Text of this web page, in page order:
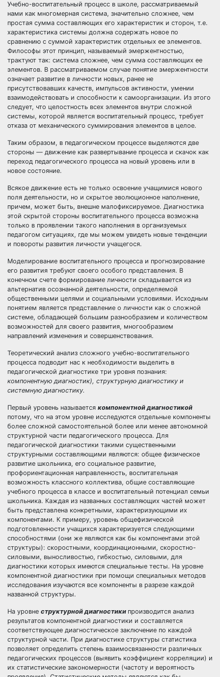
Учебно-воспитательный процесс в школе, рассматриваемый
нами как многомерная система, значительно сложнее, чем
простая сумма составляющих его характеристик и сторон, т.е.
характеристика системы должна содержать новое по
сравнению с суммой характеристик отдельных ее элементов.
Философы этот принцип, называемый эмержентностью,
трактуют так: система сложнее, чем сумма составляющих ее
элементов. В рассматриваемом случае понятие эмержентности
означает развитие в личности новых, ранее не
присутствовавших качеств, импульсов активности, умении
взаимодействовать и способности к самоорганизации. Из этого
следует, что целостность всех элементов внутри сложной
системы, которой является воспитательный процесс, требует
отказа от механического суммирования элементов в целое.
Таким образом, в педагогическом процессе выделяются две
стороны — движение как развертывание процесса и скачок как
переход педагогического процесса на новый уровень или в
новое состояние.
Всякое движение есть не только освоение учащимися нового
поля деятельности, но и скрытое эволюционное наполнение,
причем, может быть, внешне малофиксируемое. Диагностика
этой скрытой стороны воспитательного процесса возможна
только в проявлении такого наполнения в организуемых
педагогом ситуациях, где мы можем увидеть новые тенденции
и повороты развития личности учащегося.
Моделирование воспитательного процесса и прогнозирование
его развития требуют своего особого представления. В
конечном счете формирование личности складывается из
альтернатив осознанной деятельности, определяемой
общественными целями и социальными условиями. Исходным
понятием является представление о личности как о сложной
системе, обладающей большим разнообразием и количеством
возможностей для своего развития, многообразием
направлений изменения и совершенствования.
Теоретический анализ сложного учебно-воспитательного
процесса подводит нас к необходимости выделить в
педагогической диагностике три уровня познания:
компонентную диагностик), структурную диагностику и
системную диагностику.
Первый уровень называется компонентной диагностикой
потому, что на этом уровне исследуются отдельные компоненты
более сложной самостоятельной более или менее автономной
структурной части педагогического процесса. Для
педагогической диагностики такими существенными
структурными составляющими являются: общее физическое
развитие школьника, его социальное развитие,
профориентационная направленность, воспитательная
возможность классного коллектива, общие составляющие
учебного процесса в классе и воспитательный потенциал семьи
школьника. Каждая из названных составляющих частей может
быть представлена конкретными, характеризующими их
компонентами. К примеру, уровень общефизической
подготовленности учащихся характеризуется следующими
способностями (они же являются как бы компонентами этой
структуры): скоростными, координационными, скоростно-
силовыми, выносливостью, гибкостью, силовыми, для
диагностики которых имеются специальные тесты. На уровне
компонентной диагностики при помощи специальных методов
исследования изучаются все компоненты в разрезе каждой
названной структуры.
На уровне структурной диагностики производится анализ
результатов компонентной диагностики и составляется
соответствующее диагностическое заключение по каждой
структурной части. При диагностике структуры статистика
позволяет определить степень взаимосвязанности различных
педагогических процессов (выявить коэффициент корреляции) и
их статистические закономерности (частоту и вероятность